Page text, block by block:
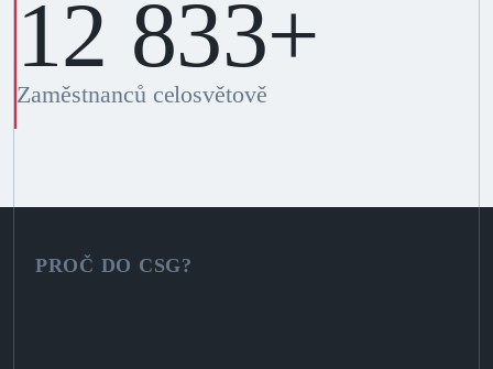
14 000+
Zaměstnanců celosvětově
PROČ DO CSG?